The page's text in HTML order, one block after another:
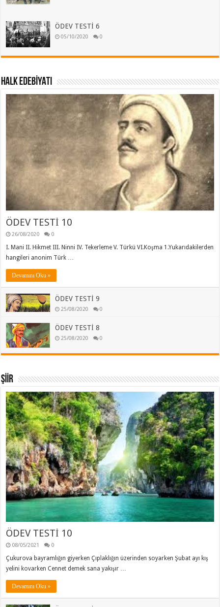
ÖDEV TESTİ 6
05/10/2020 0
HALK EDEBİYATI
ÖDEV TESTİ 10
26/08/2020 0
I. Mani II. Hikmet III. Ninni IV. Tekerleme V. Türkü VI.Koşma 1.Yukarıdakilerden
hangileri anonim Türk …
Devamını Oku »
ÖDEV TESTİ 9
25/08/2020 0
ÖDEV TESTİ 8
25/08/2020 0
ŞİİR
ÖDEV TESTİ 10
08/05/2021 0
Çukurova bayramlığın giyerken Çıplaklığın üzerinden soyarken Şubat ayı kış
yelini kovarken Cennet demek sana yakışır …
Devamını Oku »